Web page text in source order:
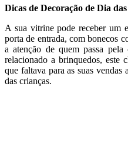
Dicas de Decoração de Dia
A sua vitrine pode receber um
porta de entrada, com bonecos
a atenção de quem passa
relacionado a brinquedos, este
que faltava para as suas vendas
das crianças.